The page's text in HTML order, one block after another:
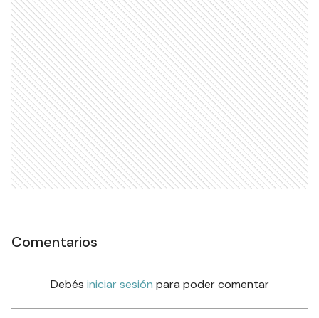
Comentarios
Debés iniciar sesión para poder comentar